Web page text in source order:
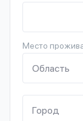
Место